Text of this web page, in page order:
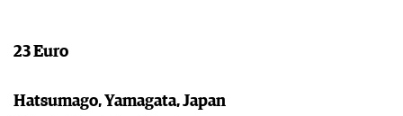
23 Euro
Hatsumago, Yamagata, Japan